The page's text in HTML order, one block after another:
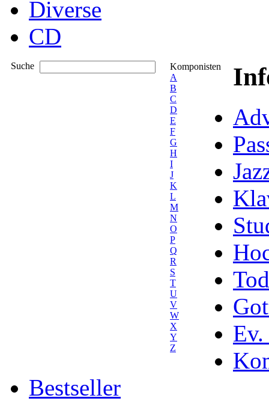
Diverse
CD
Suche
Komponisten
A
B
C
D
E
F
G
H
I
J
K
L
M
N
O
P
Q
R
S
T
U
V
W
X
Y
Z
Ev.
Bestseller